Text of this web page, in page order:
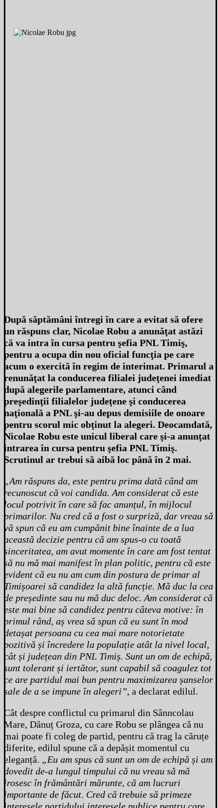
După săptămâni întregi în care a evitat să ofere
un răspuns clar, Nicolae Robu a anunăţat astăzi
că va intra în cursa pentru şefia PNL Timiş,
pentru a ocupa din nou oficial funcţia pe care
acum o exercită în regim de interimat. Primarul a
renunăţat la conducerea filialei judeţenei imediat
după alegerile parlamentare, atunci când
preşedinţii filialelor judeţene şi conducerea
naţională a PNL şi-au depus demisiile de onoare
pentru scorul mic obţinut la alegeri. Deocamdată,
Nicolae Robu este unicul liberal care şi-a anunţat
intrarea în cursa pentru şefia PNL Timiş.
Scrutinul ar trebui să aibă loc până în 2 mai.
„Am răspuns da, este pentru prima dată când am
recunoscut că voi candida. Am considerat că este
locul potrivit în care să fac anunțul, în mijlocul
primarilor. Nu cred că a fost o surpriză, dar vreau să
vă spun că eu am cumpănit bine înainte de a lua
această decizie pentru că am spus-o cu toată
sinceritatea, am avut momente în care am fost tentat
să nu mă mai manifest în plan politic, pentru că este
evident că eu nu am cum din postura de primar al
Timișoarei să candidez la altă funcție. Mă duc la cea
de președinte sau nu mă duc deloc. Am considerat că
este mai bine să candidez pentru câteva motive: în
primul rând, aș vrea să spun că eu sunt în mod
detașat persoana cu cea mai mare notorietate
pozitivă și încredere la populație atât la nivel local,
cât și județean din PNL Timiș. Sunt un om de echipă,
sunt tolerant și iertător, sunt capabil să coagulez tot
ce are partidul mai bun pentru maximizarea șanselor
sale de a se impune în alegeri”, a declarat edilul.
Cât despre conflictul cu primarul din Sânncolau
Mare, Dănuț Groza, cu care Robu se plângea că nu
mai poate fi coleg de partid, pentru că trag la căruțe
diferite, edilul spune că a depășit momentul cu
eleganță. „Eu am spus că sunt un om de echipă și am
dovedit de-a lungul timpului că nu vreau să mă
irosesc în frământări mărunte, că am lucruri
importante de făcut. Cred că trebuie să primeze